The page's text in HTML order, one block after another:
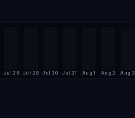
Jul 28 Jul 29 Jul 30 Jul 31 Aug 1 Aug 2 Aug 3